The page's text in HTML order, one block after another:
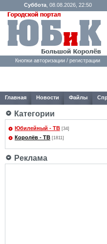
Суббота, 08.08.2026, 22:50
Кнопки авторизации / регистрации
Главная Новости Файлы
Категории
Юбилейный - ТВ [34]
Королёв - ТВ [1811]
Реклама